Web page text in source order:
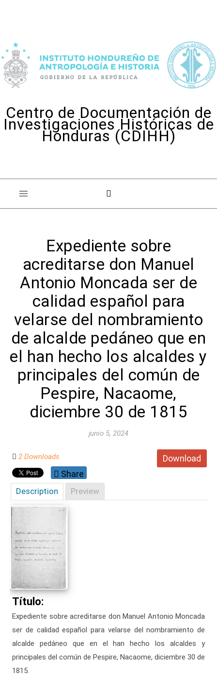
Centro de Documentación de
Investigaciones Históricas de
Honduras (CDIHH)
Expediente sobre
acreditarse don Manuel
Antonio Moncada ser de
calidad español para
velarse del nombramiento
de alcalde pedáneo que en
el han hecho los alcaldes y
principales del común de
Pespire, Nacaome,
diciembre 30 de 1815
junio 5, 2024
Download
2 Downloads
Share
Description Preview
Título:
Expediente sobre acreditarse don Manuel Antonio Moncada
ser de calidad español para velarse del nombramiento de
alcalde pedáneo que en el han hecho los alcaldes y
principales del común de Pespire, Nacaome, diciembre 30 de
1815.